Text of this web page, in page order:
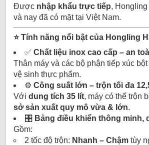
Được nhập khẩu trực tiếp,
và nay đã có mặt tại Việt Nam.
⭐ Tính năng nổi bật của Hongling
✅ Chất liệu inox cao cấp – an
Thân máy và các bộ phận tiếp xúc
vệ sinh thực phẩm.
⚙️ Công suất lớn – trộn tối đa
Với dung tích 35 lít, máy có thể trộn
sở sản xuất quy mô vừa & lớn.
🎛️ Bảng điều khiển thông minh,
Gồm:
2 tốc độ trộn: Nhanh – Chậm tùy